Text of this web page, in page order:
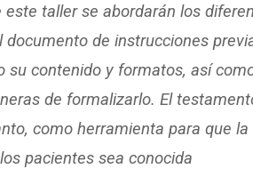
este taller se abordarán los
documento de instrucciones
su contenido y formatos, así
de formalizarlo. El
como herramienta para que la
pacientes sea conocida